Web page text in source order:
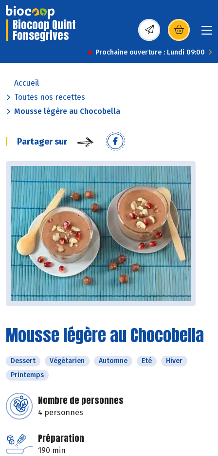
Biocoop Quint
Fonsegrives (s’ouvre dans une
Prochaine ouverture : Lundi 09:00
Accueil
Toutes nos recettes
Mousse légère au Chocobella
Partager sur
Mousse légère au Chocobella
Dessert Végétarien Automne Eté
Hiver
Printemps
Nombre de personnes
4 personnes
Préparation
190 min